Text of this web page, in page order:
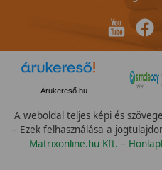
Árukereső.hu
A weboldal teljes képi és
– Ezek felhasználása a
Matrixonline.hu Kft. –